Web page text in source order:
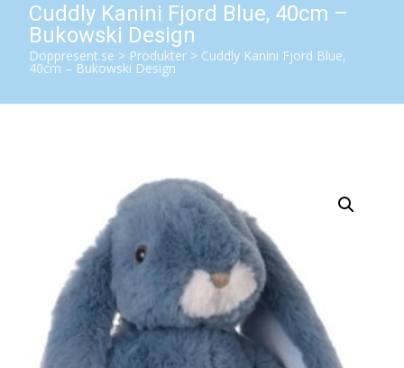
Cuddly Kanini Fjord Blue, 40cm –
Bukowski Design
Doppresent.se > Produkter > Cuddly Kanini Fjord Blue,
40cm – Bukowski Design